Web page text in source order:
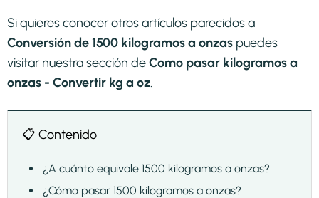
Si quieres conocer otros artículos parecidos a
Conversión de 1500 kilogramos a onzas puedes
visitar nuestra sección deComo pasar kilogramos a
onzas - Convertir kg a oz.
📋 Contenido
¿A cuánto equivale 1500 kilogramos a onzas?
¿Cómo pasar 1500 kilogramos a onzas?